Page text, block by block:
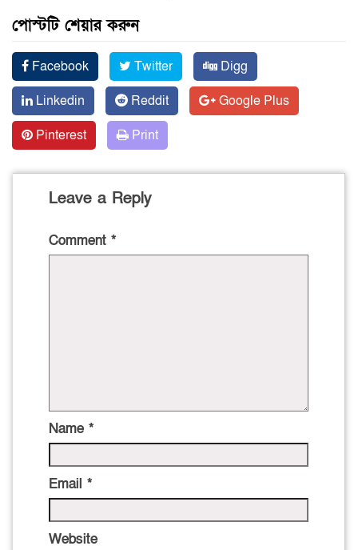
পোস্টটি শেয়ার করুন
Facebook Twitter
Digg
Linkedin
Reddit
Google Plus
Pinterest
Print
Leave a Reply
Comment *
Name *
Email *
Website